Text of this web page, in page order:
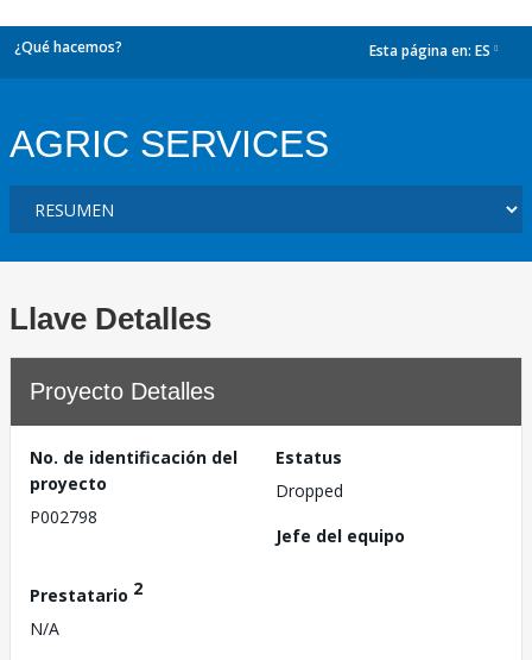
¿Qué hacemos? Esta página en: ES
AGRIC SERVICES
Llave Detalles
Proyecto Detalles
No. de identificación del
proyecto
P002798
Estatus
Dropped
Jefe del equipo
Prestatario 2
N/A